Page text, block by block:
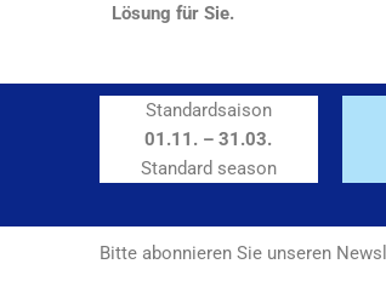
Lösung für Sie.
Standardsaison
01.11. – 31.03.
Standard season
Bitte abonnieren Sie unseren